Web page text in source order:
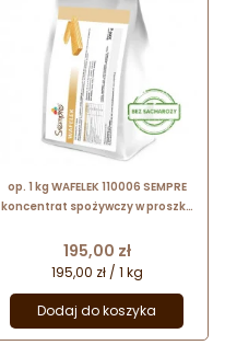
op. 1 kg WAFELEK 110006 SEMPRE
koncentrat spożywczy w proszku
bazie aromatów naturalnych
Cena
195,00 zł
195,00 zł / 1 kg
Dodaj do koszyka